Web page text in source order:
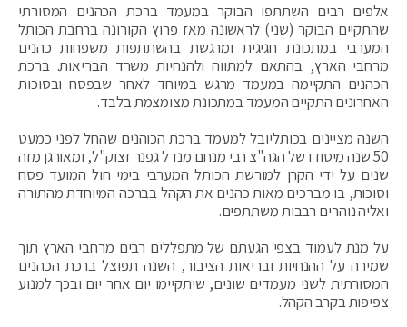
אלפים רבים השתתפו הבוקר במעמד ברכת הכהנים המסורתי
שהתקיים הבוקר (שני) לראשונה מאז פרוץ הקורונה ברחבת הכותל
המערבי במתכונת חגיגית ומרגשת בהשתתפות משפחות כהנים
מרחבי הארץ, בהתאם למתווה ולהנחיות משרד הבריאות. ברכת
הכהנים התקיימה במעמד מרגש במיוחד לאחר שבפסח ובסוכות
האחרונים התקיים המעמד במתכונת מצומצמת בלבד.
השנה מציינים בכותליובל למעמד ברכת הכוהנים שהחל לפני כמעט
50 שנה מיסודו של הגה"צ רבי מנחם מנדל גפנר זצוק"ל, ומאורגן מזה
שנים על ידי הקרן למורשת הכותל המערבי בימי חול המועד פסח
וסוכות, בו מברכים מאות כהנים את הקהל בברכה המיוחדת מהתורה
ואליה נוהרים רבבות משתתפים.
על מנת לעמוד בצפי הגעתם של מתפללים רבים מרחבי הארץ תוך
שמירה על ההנחיות ובריאות הציבור, השנה תפוצל ברכת הכהנים
המסורתית לשני מעמדים שונים, שיתקיימו יום אחר יום ובכך למנוע
צפיפות בקרב הקהל.